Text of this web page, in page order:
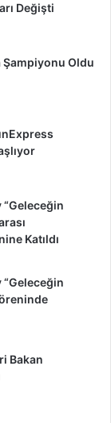
Değişti
Şampiyonu Oldu
“Geleceğin
Katıldı
“Geleceğin
Bakan